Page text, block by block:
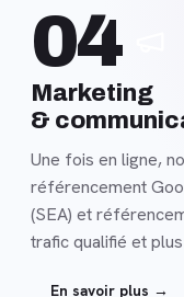
Une fois en ligne,
référencement
(SEA) et
trafic qualifié et
En savoir plus →
Marketing
&
04